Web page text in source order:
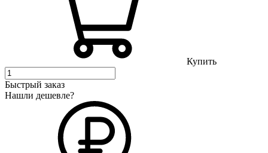
Купить
Быстрый заказ
Нашли дешевле?